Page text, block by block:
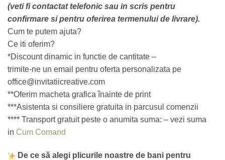
(veti fi contactat telefonic sau in scris pentru
confirmare si pentru oferirea termenului de livrare).
Cum te putem ajuta?
Ce iti oferim?
*Discount dinamic in functie de cantitate –
trimite-ne un email pentru oferta personalizata pe
office@invitatiicreative.com
**Oferim macheta grafica înainte de print
***Asistenta si consiliere gratuita in parcusul comenzii
**** Transport gratuit peste o anumita suma: – vezi suma
in Cum Comand
De ce să alegi plicurile noastre de bani pentru